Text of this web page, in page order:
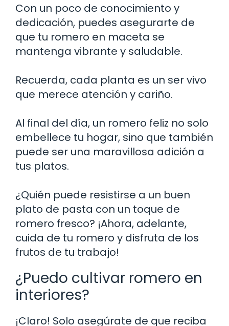
Con un poco de conocimiento y
dedicación, puedes asegurarte de
que tu romero en maceta se
mantenga vibrante y saludable.
Recuerda, cada planta es un ser vivo
que merece atención y cariño.
Al final del día, un romero feliz no solo
embellece tu hogar, sino que también
puede ser una maravillosa adición a
tus platos.
¿Quién puede resistirse a un buen
plato de pasta con un toque de
romero fresco? ¡Ahora, adelante,
cuida de tu romero y disfruta de los
frutos de tu trabajo!
¿Puedo cultivar romero en
interiores?
¡Claro! Solo asegúrate de que reciba